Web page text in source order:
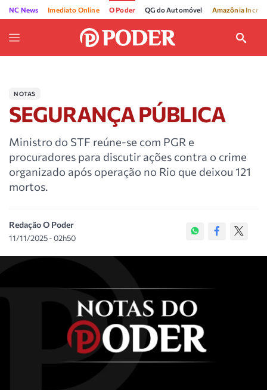
NC News Imediato Online O Poder QG do Automóvel Amazônia
NOTAS
SEGURANÇA PÚBLICA
Ministro do STF reúne-se com PGR e
procuradores para discutir ações contra o crime
organizado após operação no Rio que deixou 121
mortos.
Redação O Poder
11/11/2025 - 02h50